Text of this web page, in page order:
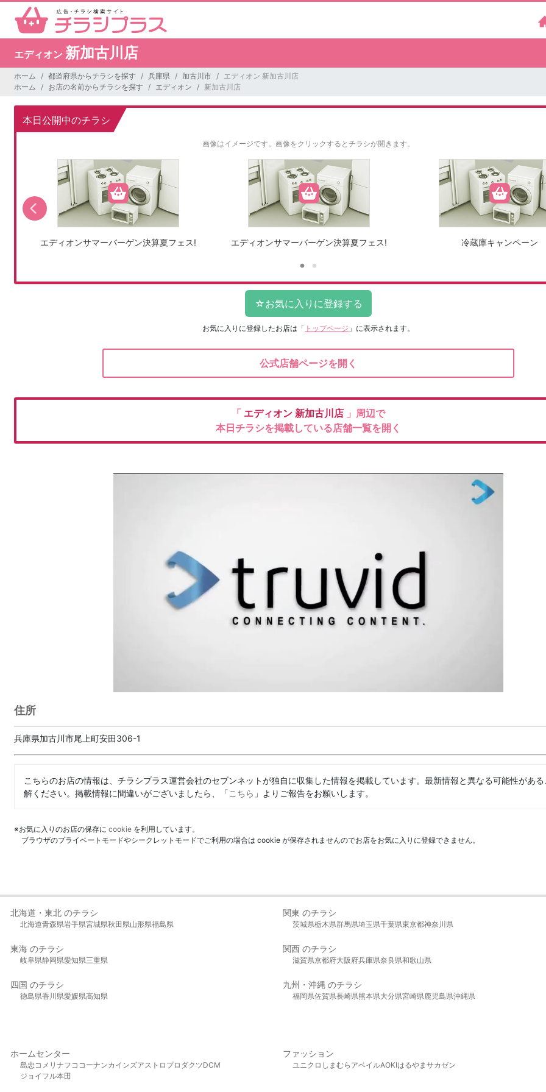
エディオン 新加古川店
ホーム 都道府県からチラシを探す 兵庫県 加古川市
エディオン 新加古川店
ホーム
お店の名前からチラシを探す エディオン 新加古川店
本日公開中のチラシ
画像はイメージです。 画像をクリックするとチラシが開きます。
エディオンサマーバーゲン決算夏フェス! エディオンサマーバーゲン決算夏フェス! 冷蔵庫キャンペーン
お気に入りに登録したお店は 「 トップページ 」に表示されます。
公式店舗ページを開く
「 エディオン 新加古川店 」周辺で
本日チラシを掲載している店舗一覧を開く
住所
兵庫県加古川市尾上町安田306-1
こちらのお店の情報は、チラシプラス運営会社のセブンネットが独自に収集した情報を掲載しています。最新情報と異なる可能性があ
解ください。掲載情報に間違いがございましたら、「こちら 」よりご報告をお願いします。
※お気に入りのお店の保存に cookie を利用しています。
ブラウザのプライベートモードやシークレットモードでご利用の場合は cookie が保存されませんのでお店をお気に入りに登録できません。
北海道・東北 のチラシ
北海道青森県岩手県宮城県秋田県山形県福島県
関東 のチラシ
茨城県栃木県群馬県埼玉県千葉県東京都神奈川県
東海 のチラシ
岐阜県静岡県愛知県三重県
関西 のチラシ
滋賀県京都府大阪府兵庫県奈良県和歌山県
四国 のチラシ
徳島県香川県愛媛県高知県
九州・沖縄 のチラシ
福岡県佐賀県長崎県熊本県大分県宮崎県鹿児島県沖縄県
ホームセンター
島忠 コメリ ナフコ コーナンカインズアストロプロダクツDCM
ジョイフル本田
ファッション
ユニクロ しまむら アベイルAOKIはるやま サカゼン